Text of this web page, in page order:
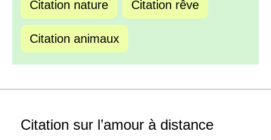
Citation nature Citation rêve
Citation animaux
Citation sur l’amour à distance